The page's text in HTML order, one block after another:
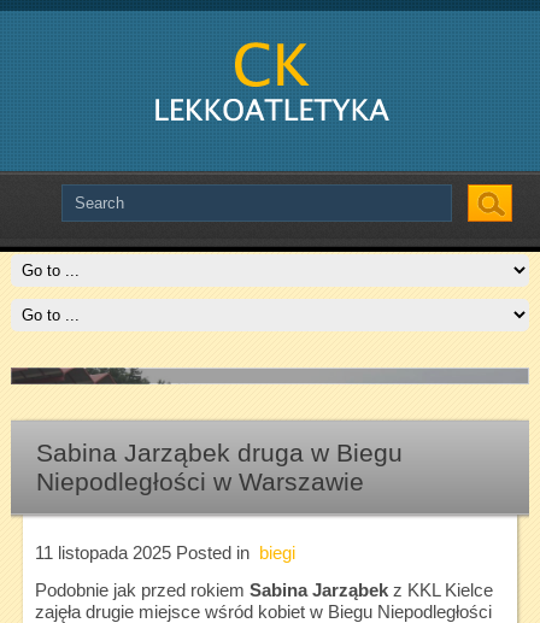
Slide # 2
Czytaj więcej
Sabina Jarząbek druga w Biegu
Niepodległości w Warszawie
11 listopada 2025Posted in
biegi
Podobnie jak przed rokiem Sabina Jarząbekz KKL Kielce
zajęła drugie miejsce wśród kobiet w Biegu Niepodległości